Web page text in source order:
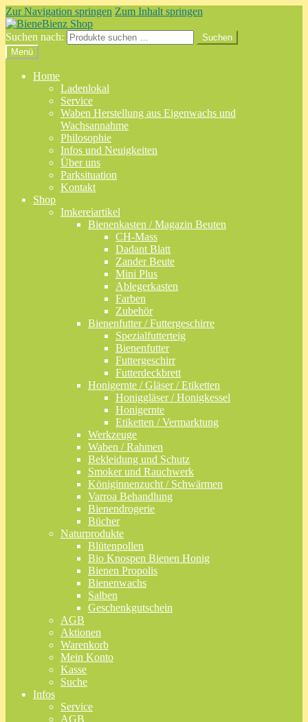
Zur Navigation springen Zum Inhalt springen
Suchen nach:
Suchen
Menü
Home
Ladenlokal
Service
Waben Herstellung aus Eigenwachs und
Wachsannahme
Philosophie
Infos und Neuigkeiten
Über uns
Parksituation
Kontakt
Shop
Imkereiartikel
Bienenkasten / Magazin Beuten
CH-Mass
Dadant Blatt
Zander Beute
Mini Plus
Ablegerkasten
Farben
Zubehör
Bienenfutter / Futtergeschirre
Spezialfutterteig
Bienenfutter
Futtergeschirr
Futterdeckbrett
Honigernte / Gläser / Etiketten
Honiggläser / Honigkessel
Honigernte
Etiketten / Vermarktung
Werkzeuge
Waben / Rahmen
Bekleidung und Schutz
Smoker und Rauchwerk
Königinnenzucht / Schwärmen
Varroa Behandlung
Bienendrogerie
Bücher
Naturprodukte
Blütenpollen
Bio Knospen Bienen Honig
Bienen Propolis
Bienenwachs
Salben
Geschenkgutschein
AGB
Aktionen
Warenkorb
Mein Konto
Kasse
Suche
Infos
Service
AGB